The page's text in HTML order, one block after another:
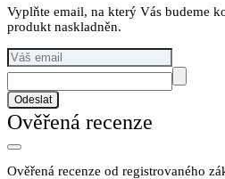
Vyplňte email, na který Vás budeme
produkt naskladněn.
Odeslat
Ověřená recenze
Ověřená recenze od registrovaného